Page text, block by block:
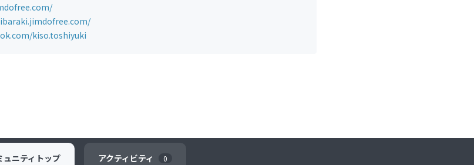
kiso.toshiyuki
ュニティ トップ アクティビティ 0